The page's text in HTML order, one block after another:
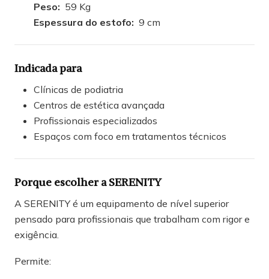
Peso: 59 Kg
Espessura do estofo: 9 cm
Indicada para
Clínicas de podiatria
Centros de estética avançada
Profissionais especializados
Espaços com foco em tratamentos técnicos
Porque escolher a SERENITY
A SERENITY é um equipamento de nível superior
pensado para profissionais que trabalham com rigor e
exigência.
Permite: